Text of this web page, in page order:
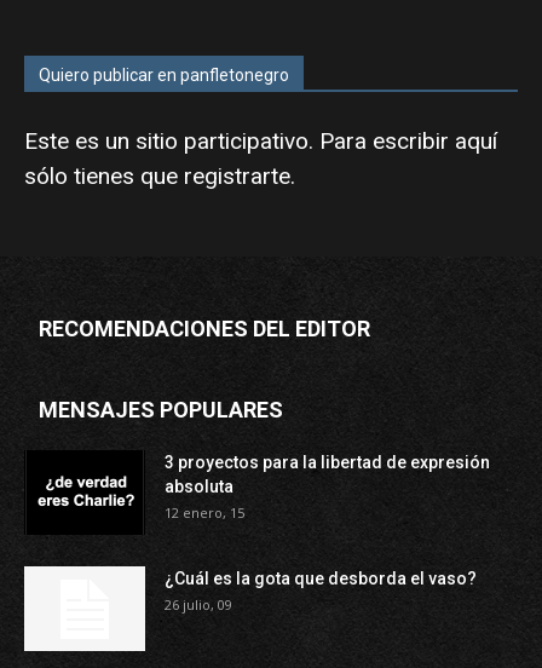
Quiero publicar en panfletonegro
Este es un sitio participativo. Para escribir aquí
sólo tienes que registrarte.
RECOMENDACIONES DEL EDITOR
MENSAJES POPULARES
3 proyectos para la libertad de expresión
absoluta
12 enero, 15
¿Cuál es la gota que desborda el vaso?
26 julio, 09